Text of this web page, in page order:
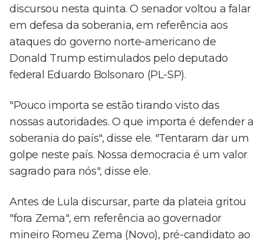
discursou nesta quinta. O senador voltou a falar
em defesa da soberania, em referência aos
ataques do governo norte-americano de
Donald Trump estimulados pelo deputado
federal Eduardo Bolsonaro (PL-SP).
"Pouco importa se estão tirando visto das
nossas autoridades. O que importa é defender a
soberania do país", disse ele. "Tentaram dar um
golpe neste país. Nossa democracia é um valor
sagrado para nós", disse ele.
Antes de Lula discursar, parte da plateia gritou
"fora Zema", em referência ao governador
mineiro Romeu Zema (Novo), pré-candidato ao